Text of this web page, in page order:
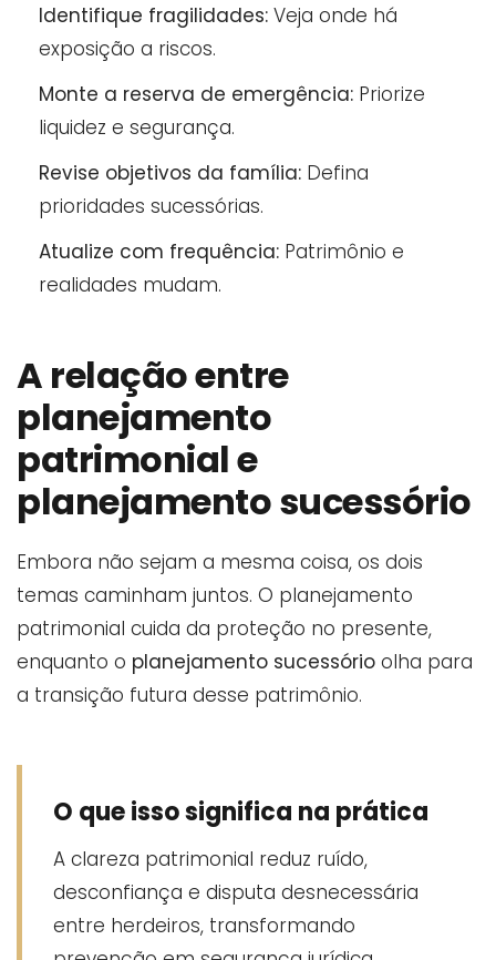
Identifique fragilidades: Veja onde há
exposição a riscos.
Monte a reserva de emergência: Priorize
liquidez e segurança.
Revise objetivos da família: Defina
prioridades sucessórias.
Atualize com frequência: Patrimônio e
realidades mudam.
A relação entre
planejamento
patrimonial e
planejamento sucessório
Embora não sejam a mesma coisa, os dois
temas caminham juntos. O planejamento
patrimonial cuida da proteção no presente,
enquanto o planejamento sucessório olha para
a transição futura desse patrimônio.
O que isso significa na prática
A clareza patrimonial reduz ruído,
desconfiança e disputa desnecessária
entre herdeiros, transformando